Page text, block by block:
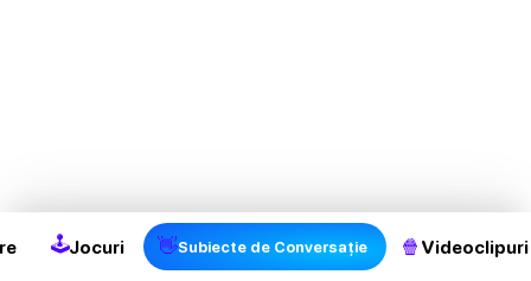
🕹Jocuri 👋Subiecte de Conversație 🍿 Videoclipuri